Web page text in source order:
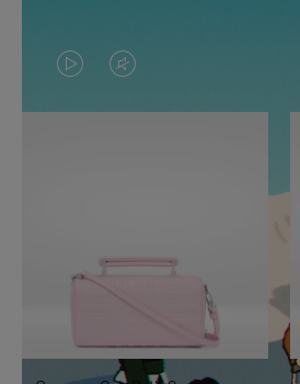
LA
VIDÉO
PAUSE,
APPUYEZ
SUR
LE
SON
DÉSACTIVÉ.
VEUILLEZ